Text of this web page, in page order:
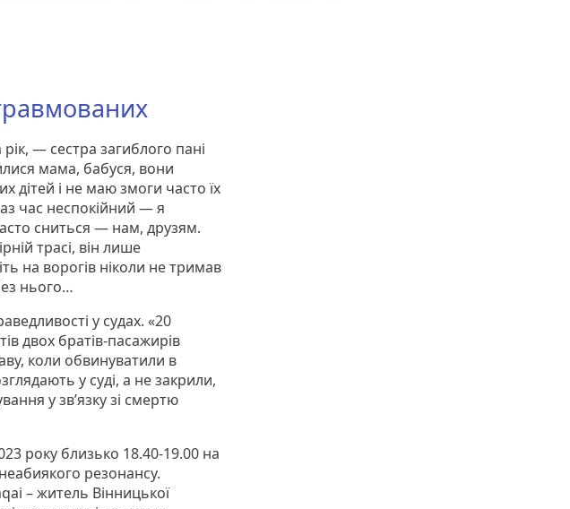
— сестра загиблого пані
мама, бабуся, вони
дітей і не маю змоги часто їх
час неспокійний — я
сниться — нам, друзям.
трасі, він лише
на ворогів ніколи не тримав
нього…
у судах. «20
двох братів-пасажирів
коли обвинуватили в
у суді, а не закрили,
у зв’язку зі смертю
року близько 18.40-19.00 на
резонансу.
– житель Вінницької